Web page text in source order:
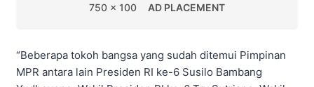
750 x 100 AD PLACEMENT
“Beberapa tokoh bangsa yang sudah ditemui Pimpinan
MPR antara lain Presiden RI ke-6 Susilo Bambang